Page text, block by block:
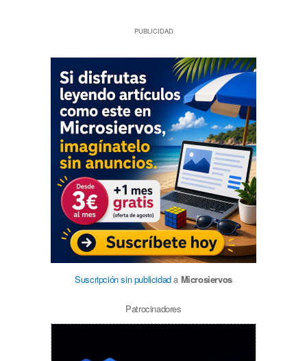
PUBLICIDAD
Suscripción sin publicidada Microsiervos
Patrocinadores